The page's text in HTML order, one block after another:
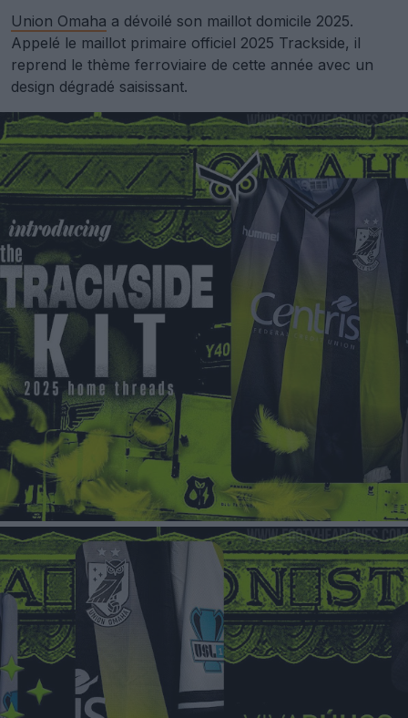
Union Omaha a dévoilé son maillot domicile 2025.
Appelé le maillot primaire officiel 2025 Trackside, il
reprend le thème ferroviaire de cette année avec un
design dégradé saisissant.